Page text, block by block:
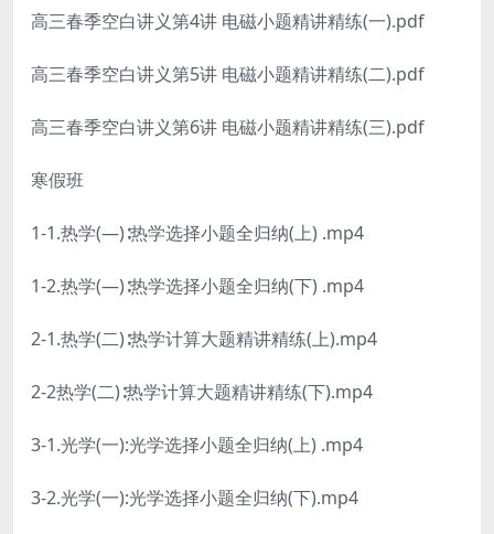
高三春季空白讲义第4讲 电磁小题精讲精练(一).pdf
高三春季空白讲义第5讲 电磁小题精讲精练(二).pdf
高三春季空白讲义第6讲 电磁小题精讲精练(三).pdf
寒假班
1-1.热学(—)∶热学选择小题全归纳(上) .mp4
1-2.热学(—)∶热学选择小题全归纳(下) .mp4
2-1.热学(二)∶热学计算大题精讲精练(上).mp4
2-2热学(二)∶热学计算大题精讲精练(下).mp4
3-1.光学(一):光学选择小题全归纳(上) .mp4
3-2.光学(一):光学选择小题全归纳(下).mp4